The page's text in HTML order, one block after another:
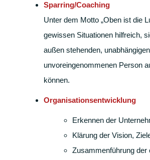
Sparring/Coaching
Unter dem Motto „Oben ist die
gewissen Situationen hilfreich,
außen stehenden,
unvoreingenommenen Person
können.
Organisationsentwicklung
Erkennen der
Klärung der Vision,
Zusammenführung der